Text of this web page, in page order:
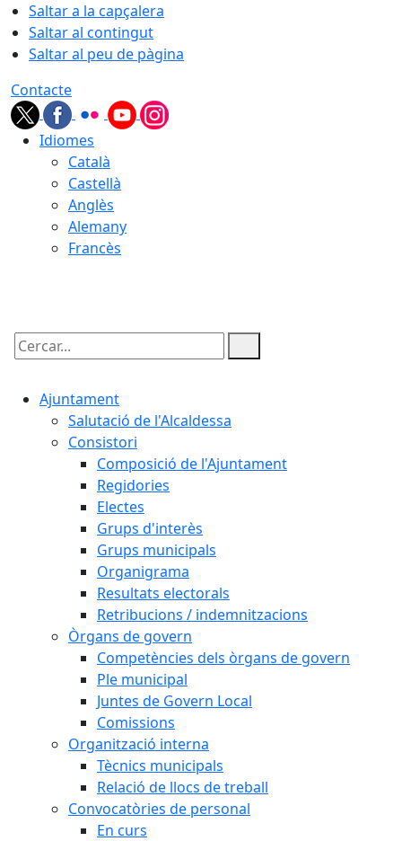
Saltar a la capçalera
Saltar al contingut
Saltar al peu de pàgina
Contacte
Idiomes
Català
Castellà
Anglès
Alemany
Francès
Cercar:
Ajuntament
Salutació de l'Alcaldessa
Consistori
Composició de l'Ajuntament
Regidories
Electes
Grups d'interès
Grups municipals
Organigrama
Resultats electorals
Retribucions / indemnitzacions
Òrgans de govern
Competències dels òrgans de govern
Ple municipal
Juntes de Govern Local
Comissions
Organització interna
Tècnics municipals
Relació de llocs de treball
Convocatòries de personal
En curs